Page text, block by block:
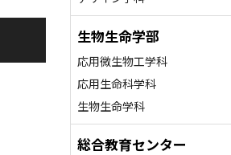
生物生命学部
応用微生物工学科
応用生命科学科
生物生命学科
総合教育センター